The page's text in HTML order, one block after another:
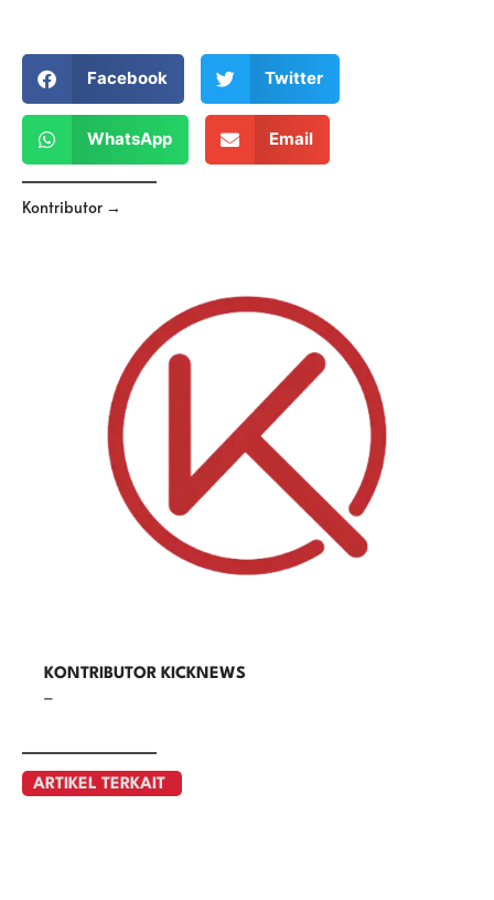
Facebook Twitter
WhatsApp Email
Kontributor →
KONTRIBUTOR KICKNEWS
–
ARTIKEL TERKAIT